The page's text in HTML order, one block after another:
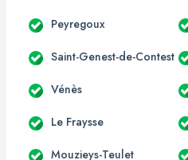
Peyregoux
Saint-Genest-de-Contest
Vénès
Le Fraysse
Mouzieys-Teulet